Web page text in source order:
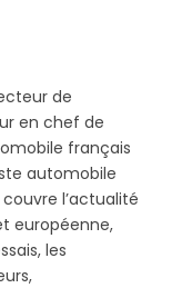
de
en chef de
français
automobile
couvre l’actualité
européenne,
les